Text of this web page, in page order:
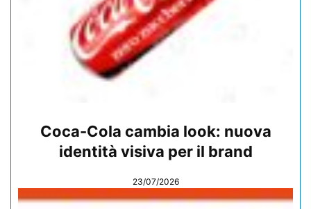
Coca-Cola cambia look: nuova
identità visiva per il brand
23/07/2026